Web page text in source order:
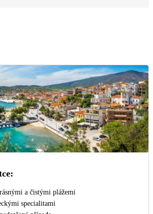
a čistými plážemi
specialitami